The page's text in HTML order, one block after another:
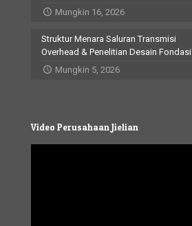
Mungkin 16, 2026
Struktur Menara Saluran Transmisi
Overhead & Penelitian Desain Fondasi
Mungkin 5, 2026
Video Perusahaan Jielian